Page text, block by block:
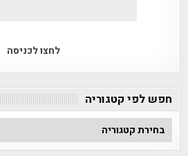
לחצו לכניסה
חפש לפי קטגוריה
חפש
לפי